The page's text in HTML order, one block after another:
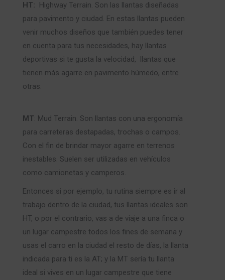
HT: Highway Terrain. Son las llantas diseñadas
para pavimento y ciudad. En estas llantas pueden
venir muchos diseños que también puedes tener
en cuenta para tus necesidades, hay llantas
deportivas si te gusta la velocidad, llantas que
tienen más agarre en pavimento húmedo, entre
otras.
MT: Mud Terrain. Son llantas con una ergonomía
para carreteras destapadas, trochas o campos.
Con el fin de brindar mayor agarre en terrenos
inestables. Suelen ser utilizadas en vehículos
como camionetas y camperos.
Entonces si por ejemplo, tu rutina siempre es ir al
trabajo dentro de la ciudad, tus llantas ideales son
HT, o por el contrario, vas a de viaje a una finca o
un lugar campestre todos los fines de semana y
usas el carro en la ciudad el resto de días, la llanta
indicada para ti es la AT; y la MT sería tu llanta
ideal si vives en un lugar campestre que tiene